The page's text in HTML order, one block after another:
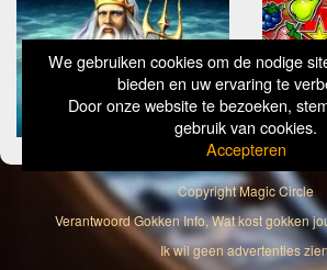
We gebruiken cookies om de nodige
bieden en uw ervaring te
Door onze website te bezoeken,
gebruik van cookies.
Accepteren
CopyrightMagic Circle
Verantwoord Gokken Info, Wat kost gokken
Ik wil geen advertenties